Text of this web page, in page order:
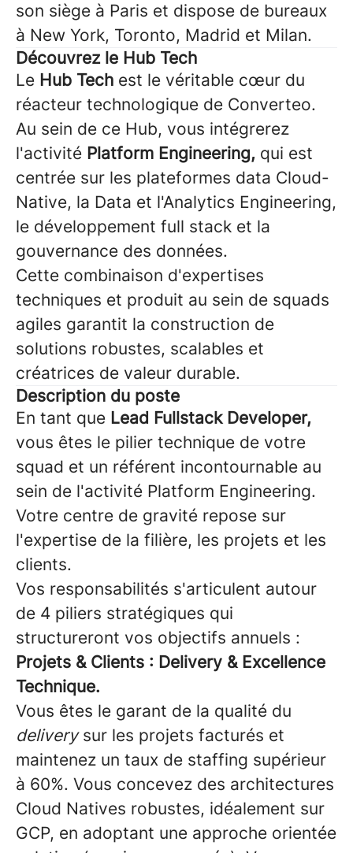
son siège à Paris et dispose de bureaux
à New York, Toronto, Madrid et Milan.
Découvrez le Hub Tech
Le Hub Tech est le véritable cœur du
réacteur technologique de Converteo.
Au sein de ce Hub, vous intégrerez
l'activité Platform Engineering, qui est
centrée sur les plateformes data Cloud-
Native, la Data et l'Analytics Engineering,
le développement full stack et la
gouvernance des données.
Cette combinaison d'expertises
techniques et produit au sein de squads
agiles garantit la construction de
solutions robustes, scalables et
créatrices de valeur durable.
Description du poste
En tant que Lead Fullstack Developer,
vous êtes le pilier technique de votre
squad et un référent incontournable au
sein de l'activité Platform Engineering.
Votre centre de gravité repose sur
l'expertise de la filière, les projets et les
clients.
Vos responsabilités s'articulent autour
de 4 piliers stratégiques qui
structureront vos objectifs annuels :
Projets & Clients : Delivery & Excellence
Technique.
Vous êtes le garant de la qualité du
delivery sur les projets facturés et
maintenez un taux de staffing supérieur
à 60%. Vous concevez des architectures
Cloud Natives robustes, idéalement sur
GCP, en adoptant une approche orientée